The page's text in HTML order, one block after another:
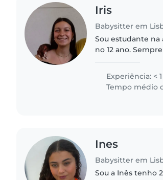
Iris
Babysitter em
Sou estudante na
no 12 ano.
com crianças...
Experiência: <
Tempo médio
Ines
Babysitter em
Sou a Inês tenho